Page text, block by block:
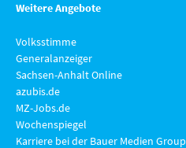
Weitere Angebote
Volksstimme
Generalanzeiger
Sachsen-Anhalt Online
azubis.de
MZ-Jobs.de
Wochenspiegel
Karriere bei der Bauer Medien Group